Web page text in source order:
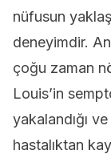
nüfusun
deneyimdir.
çoğu zaman
Louis’in
yakalandığı
hastalıktan